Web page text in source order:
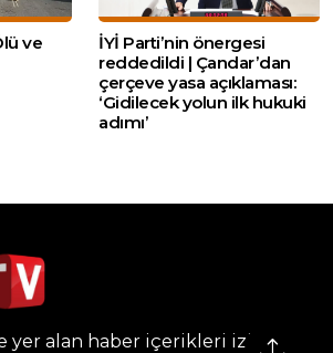
ve
İYİ Parti’nin önergesi
reddedildi | Çandar’dan
çerçeve yasa açıklaması:
‘Gidilecek yolun ilk hukuki
adımı’
yer alan haber içerikleri izin